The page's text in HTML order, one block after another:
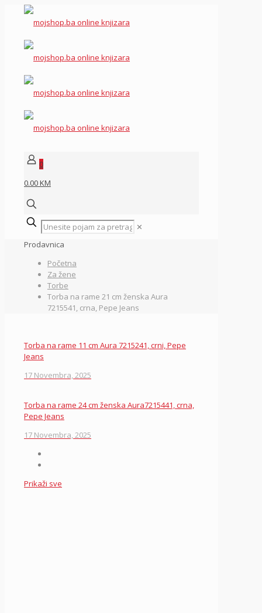
0
0.00 KM
✕
Prodavnica
Početna
Za žene
Torbe
Torba na rame 21 cm ženska Aura
7215541, crna, Pepe Jeans
Torba na rame 11 cm Aura 7215241, crni, Pepe
Jeans
17 Novembra, 2025
Torba na rame 24 cm ženska Aura7215441, crna,
Pepe Jeans
17 Novembra, 2025
Prikaži sve